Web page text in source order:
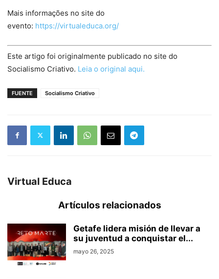
Mais informações no site do
evento: https://virtualeduca.org/
Este artigo foi originalmente publicado no site do
Socialismo Criativo. Leia o original aqui.
FUENTE Socialismo Criativo
Virtual Educa
Artículos relacionados
Getafe lidera misión de llevar a
su juventud a conquistar el...
mayo 26, 2025